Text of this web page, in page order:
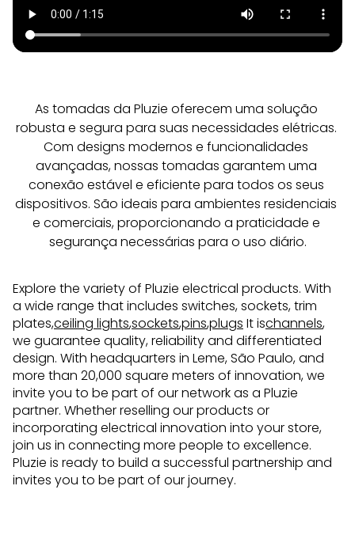
As tomadas da Pluzie oferecem uma solução
robusta e segura para suas necessidades elétricas.
Com designs modernos e funcionalidades
avançadas, nossas tomadas garantem uma
conexão estável e eficiente para todos os seus
dispositivos. São ideais para ambientes residenciais
e comerciais, proporcionando a praticidade e
segurança necessárias para o uso diário.
Explore the variety of Pluzie electrical products. With
a wide range that includes switches, sockets, trim
plates,ceiling lights,sockets,pins,plugs It ischannels,
we guarantee quality, reliability and differentiated
design. With headquarters in Leme, São Paulo, and
more than 20,000 square meters of innovation, we
invite you to be part of our network as a Pluzie
partner. Whether reselling our products or
incorporating electrical innovation into your store,
join us in connecting more people to excellence.
Pluzie is ready to build a successful partnership and
invites you to be part of our journey.